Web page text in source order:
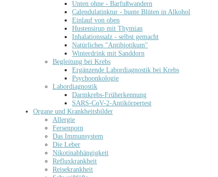
Unten ohne - Barfußwandern
Calendulatinktur - bunte Blüten in Alkohol
Einlauf von oben
Hustensirup mit Thymian
Inhalationssalz - selbst gemacht
Natürliches "Antibiotikum"
Winterdrink mit Sanddorn
Begleitung bei Krebs
Ergänzende Labordiagnostik bei Krebs
Psychoonkologie
Labordiagnostik
Darmkrebs-Früherkennung
SARS-CoV-2-Antikörpertest
Organe und Krankheitsbilder
Allergie
Fersenporn
Das Immunsystem
Die Leber
Nikotinabhängigkeit
Refluxkrankheit
Reisekrankheit